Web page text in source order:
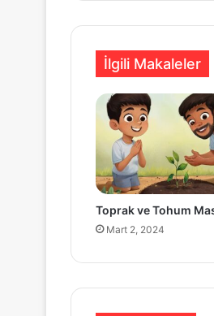
İlgili Makaleler
Toprak ve Tohum
Mart 2, 2024